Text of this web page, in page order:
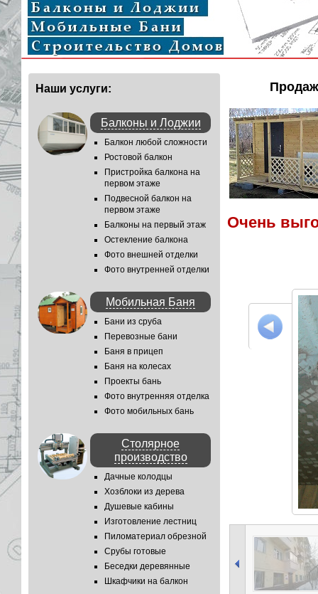
Наши услуги:
Балконы и Лоджии
Балкон любой сложности
Ростовой балкон
Пристройка балкона на
первом этаже
Подвесной балкон на
первом этаже
Балконы на первый этаж
Остекление балкона
Фото внешней отделки
Фото внутренней отделки
Мобильная Баня
Бани из сруба
Перевозные бани
Баня в прицеп
Баня на колесах
Проекты бань
Фото внутренняя отделка
Фото мобильных бань
Столярное
производство
Дачные колодцы
Хозблоки из дерева
Душевые кабины
Изготовление лестниц
Пиломатериал обрезной
Срубы готовые
Беседки деревянные
Шкафчики на балкон
Очень